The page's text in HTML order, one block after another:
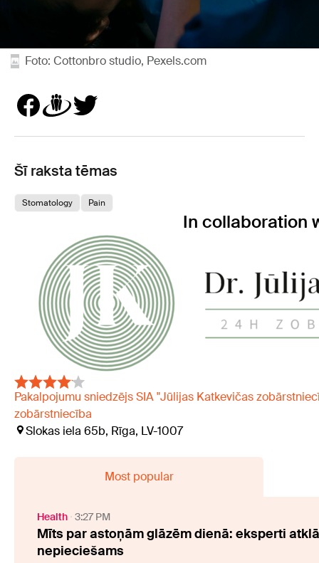
Foto: Cottonbro studio, Pexels.com
Šī raksta tēmas
Stomatology Pain
In collaboration
Pakalpojumu sniedzējs SIA "Jūlijas Katkevičas
zobārstniecība
Slokas iela 65b, Rīga, LV-1007
Most popular
Health 3:27 PM
Mīts par astoņām glāzēm dienā: eksperti
nepieciešams